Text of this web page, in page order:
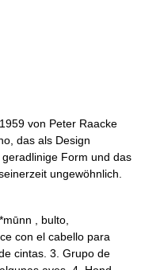
von Peter Raacke
das als Design
Form und das
ungewöhnlich.
, bulto,
con el cabello para
cintas. 3. Grupo de